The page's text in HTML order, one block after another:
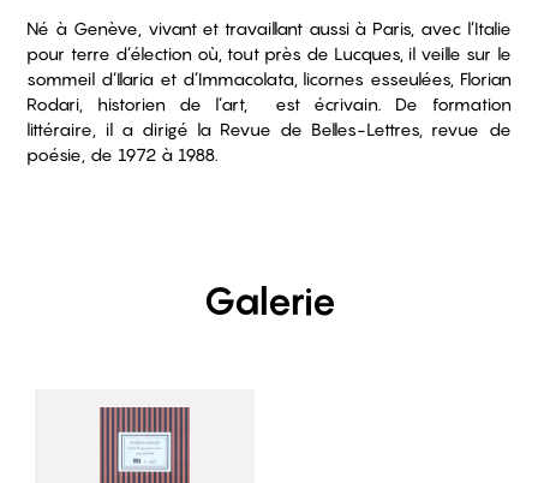
Né à Genève, vivant et travaillant aussi à Paris, avec l’Italie
pour terre d’élection où, tout près de Lucques, il veille sur le
sommeil d’Ilaria et d’Immacolata, licornes esseulées, Florian
Rodari, historien de l’art, est écrivain. De formation
littéraire, il a dirigé la Revue de Belles-Lettres, revue de
poésie, de 1972 à 1988.
Galerie